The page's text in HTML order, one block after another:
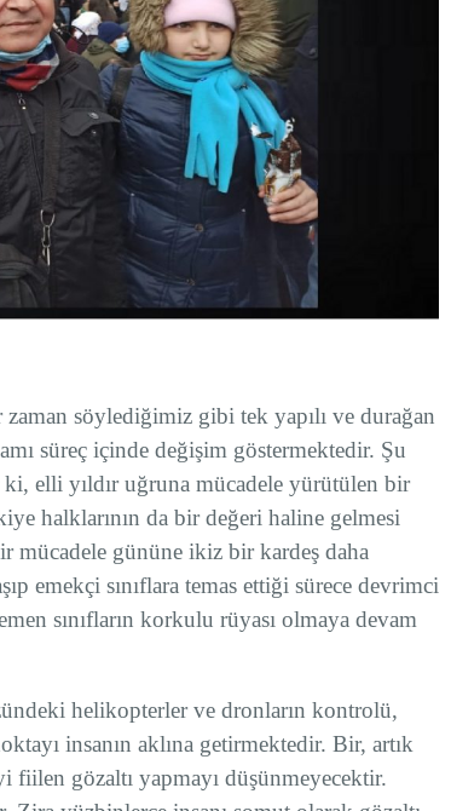
söylediğimiz gibi tek yapılı ve durağan
süreç içinde değişim göstermektedir. Şu
elli yıldır uğruna mücadele yürütülen bir
halklarının da bir değeri haline gelmesi
mücadele gününe ikiz bir kardeş daha
emekçi sınıflara temas ettiği sürece devrimci
sınıfların korkulu rüyası olmaya devam
helikopterler ve dronların kontrolü,
insanın aklına getirmektedir. Bir, artık
gözaltı yapmayı düşünmeyecektir.